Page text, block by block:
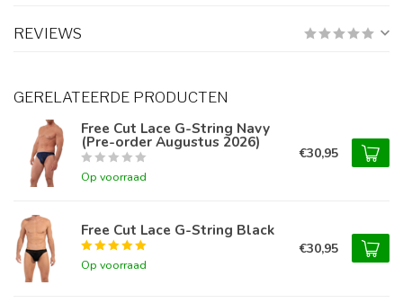
REVIEWS
GERELATEERDE PRODUCTEN
Free Cut Lace G-String Navy
(Pre-order Augustus 2026)
Op voorraad
€30,95
Free Cut Lace G-String Black
Op voorraad
€30,95